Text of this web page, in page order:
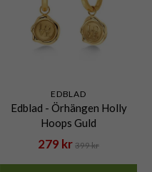
EDBLAD
Edblad - Örhängen Holly
Hoops Guld
279 kr 399 kr